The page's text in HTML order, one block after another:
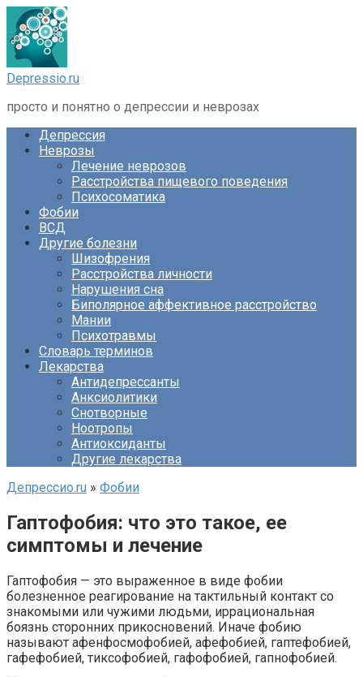
Перейти
к
контенту
Depressio.ru
просто и понятно о депрессии и неврозах
Депрессия
Неврозы
Лечение неврозов
Расстройства пищевого поведения
Психосоматика
Фобии
ВСД
Другие болезни
Шизофрения
Расстройства личности
Нарушения сна
Биполярное аффективное расстройство
Мании
Психотравмы
Словарь терминов
Лекарства
Антидепрессанты
Анксиолитики
Снотворные
Ноотропы
Антиоксиданты
Другие лекарства
Депрессио.ru » Фобии
Гаптофобия: что это такое, ее
симптомы и лечение
Гаптофобия — это выраженное в виде фобии
болезненное реагирование на тактильный контакт со
знакомыми или чужими людьми, иррациональная
боязнь сторонних прикосновений. Иначе фобию
называют афенфосмофобией, афефобией, гаптефобией,
гафефобией, тиксофобией, гафофобией, гапнофобией.